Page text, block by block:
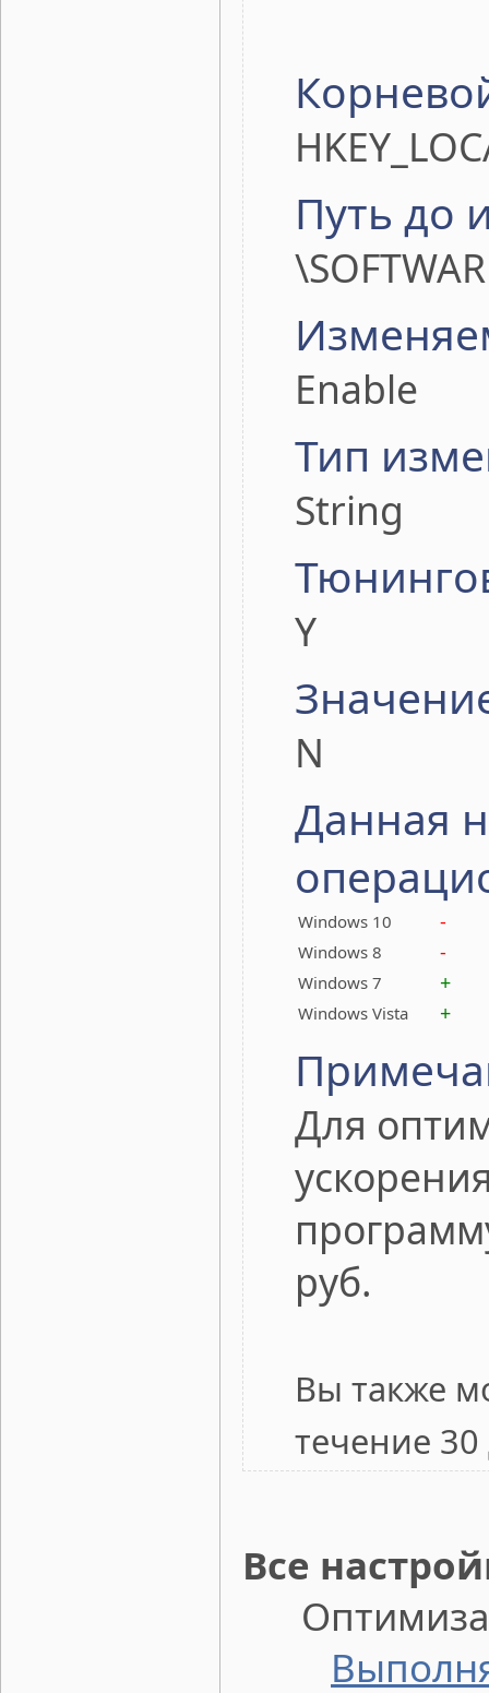
Путь до
Enable
Тип
String
Y
N
Данная
Windows 10 -
Windows 8 -
Windows 7 +
Windows Vista +
Для
руб.
Вы также
течение
Все